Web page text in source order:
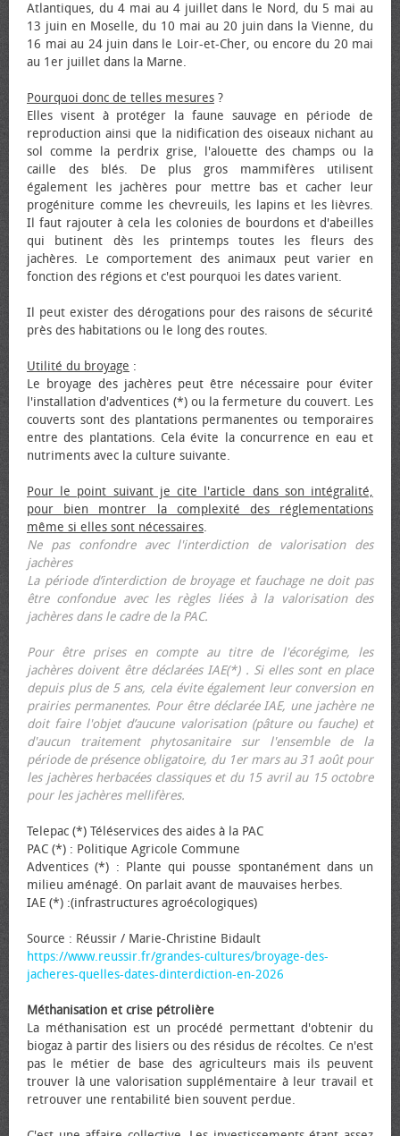
Atlantiques, du 4 mai au 4 juillet dans le Nord, du 5 mai au
13 juin en Moselle, du 10 mai au 20 juin dans la Vienne, du
16 mai au 24 juin dans le Loir-et-Cher, ou encore du 20 mai
au 1er juillet dans la Marne.
Pourquoi donc de telles mesures ?
Elles visent à protéger la faune sauvage en période de
reproduction ainsi que la nidification des oiseaux nichant au
sol comme la perdrix grise, l'alouette des champs ou la
caille des blés. De plus gros mammifères utilisent
également les jachères pour mettre bas et cacher leur
progéniture comme les chevreuils, les lapins et les lièvres.
Il faut rajouter à cela les colonies de bourdons et d'abeilles
qui butinent dès les printemps toutes les fleurs des
jachères. Le comportement des animaux peut varier en
fonction des régions et c'est pourquoi les dates varient.
Il peut exister des dérogations pour des raisons de sécurité
près des habitations ou le long des routes.
Utilité du broyage :
Le broyage des jachères peut être nécessaire pour éviter
l'installation d'adventices (*) ou la fermeture du couvert. Les
couverts sont des plantations permanentes ou temporaires
entre des plantations. Cela évite la concurrence en eau et
nutriments avec la culture suivante.
Pour le point suivant je cite l'article dans son intégralité,
pour bien montrer la complexité des réglementations
même si elles sont nécessaires.
Ne pas confondre avec l'interdiction de valorisation des
jachères
La période d’interdiction de broyage et fauchage ne doit pas
être confondue avec les règles liées à la valorisation des
jachères dans le cadre de la PAC.
Pour être prises en compte au titre de l'écorégime, les
jachères doivent être déclarées IAE(*) . Si elles sont en place
depuis plus de 5 ans, cela évite également leur conversion en
prairies permanentes. Pour être déclarée IAE, une jachère ne
doit faire l'objet d’aucune valorisation (pâture ou fauche) et
d'aucun traitement phytosanitaire sur l'ensemble de la
période de présence obligatoire, du 1er mars au 31 août pour
les jachères herbacées classiques et du 15 avril au 15 octobre
pour les jachères mellifères.
Telepac (*) Téléservices des aides à la PAC
PAC (*) : Politique Agricole Commune
Adventices (*) : Plante qui pousse spontanément dans un
milieu aménagé. On parlait avant de mauvaises herbes.
IAE (*) :(infrastructures agroécologiques)
Source : Réussir / Marie-Christine Bidault
https://www.reussir.fr/grandes-cultures/broyage-des-
jacheres-quelles-dates-dinterdiction-en-2026
Méthanisation et crise pétrolière
La méthanisation est un procédé permettant d'obtenir du
biogaz à partir des lisiers ou des résidus de récoltes. Ce n'est
pas le métier de base des agriculteurs mais ils peuvent
trouver là une valorisation supplémentaire à leur travail et
retrouver une rentabilité bien souvent perdue.